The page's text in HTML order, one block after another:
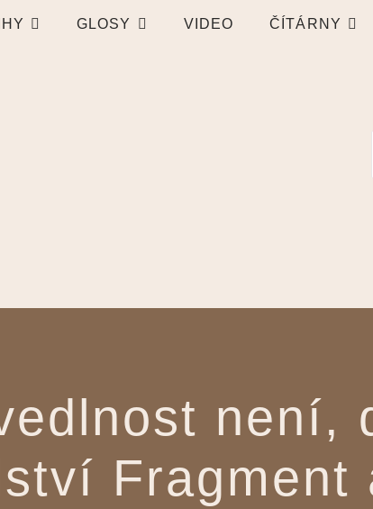
GLOSY VIDEO ČÍTÁRNY
není,
Fragment